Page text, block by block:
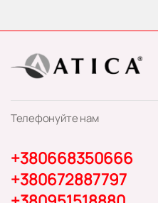
Телефонуйте нам
+380668350666
+380672887797